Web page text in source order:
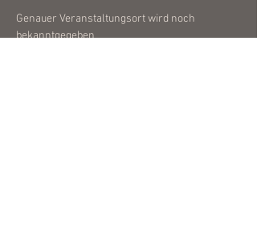
Genauer Veranstaltungsort wird noch
bekanntgegeben